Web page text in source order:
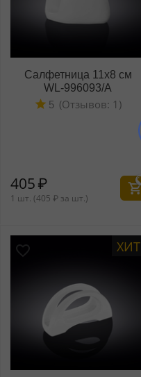
Салфетница 11x8 см
WL‑996093/A
(Отзывов: 1)
5
405₽
1 шт. (405 ₽ за шт.)
ХИТ